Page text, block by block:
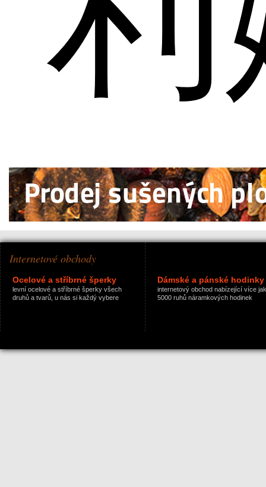
Internetové obchody
Ocelové a stříbrné šperky
levní ocelové a stříbrné šperky všech
druhů a tvarů, u nás si každý vybere
Dámské a pánské hodinky
internetový obchod nabízející více jak
5000 ruhů náramkových hodinek